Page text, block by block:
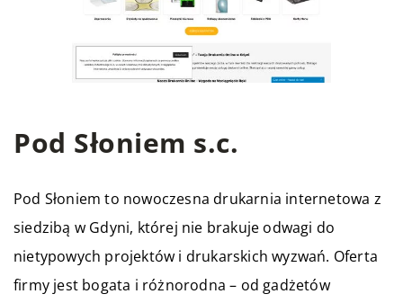
Pod Słoniem s.c.
Pod Słoniem to nowoczesna drukarnia internetowa z
siedzibą w Gdyni, której nie brakuje odwagi do
nietypowych projektów i drukarskich wyzwań. Oferta
firmy jest bogata i różnorodna – od gadżetów